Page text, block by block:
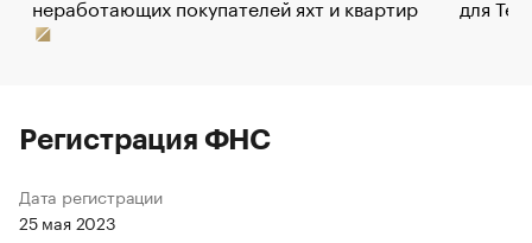
неработающих покупателей яхт и квартир
для
Регистрация ФНС
Дата регистрации
25 мая 2023